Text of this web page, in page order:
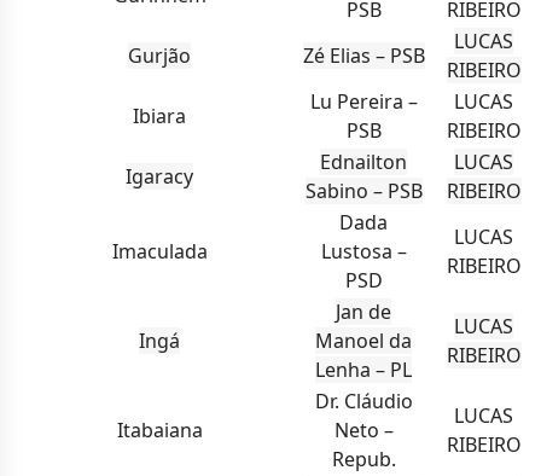
PSB
RIBEIRO
Gurjão
Zé Elias – PSB
LUCAS
RIBEIRO
Ibiara
Lu Pereira –
PSB
LUCAS
RIBEIRO
Igaracy
Ednailton
Sabino – PSB
LUCAS
RIBEIRO
Imaculada
Dada
Lustosa –
PSD
LUCAS
RIBEIRO
Ingá
Jan de
Manoel da
Lenha – PL
LUCAS
RIBEIRO
Itabaiana
Dr. Cláudio
Neto –
Repub.
LUCAS
RIBEIRO